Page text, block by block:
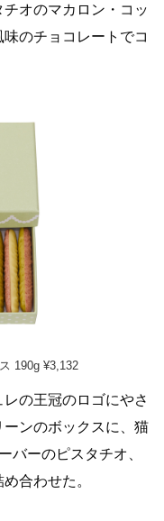
オのマカロン・コッ
のチョコレートでコ
190g ¥3,132
の王冠のロゴにやさ
ンのボックスに、猫
バーのピスタチオ、
合わせた。